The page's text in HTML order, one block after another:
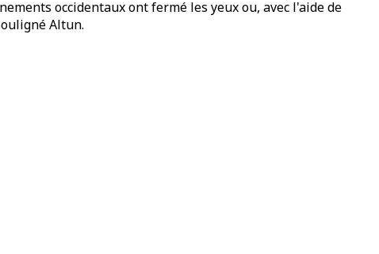
occidentaux ont fermé les yeux ou, avec l'aide de
Altun.